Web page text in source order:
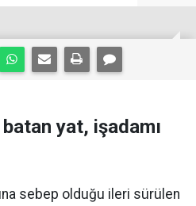
batan yat, işadamı
sebep olduğu ileri sürülen